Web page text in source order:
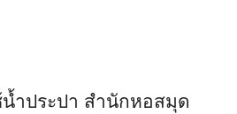
174,000